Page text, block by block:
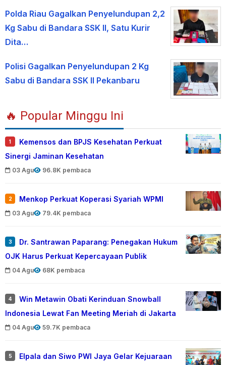
Polda Riau Gagalkan Penyelundupan 2,2
Kg Sabu di Bandara SSK II, Satu Kurir
Dita…
Polisi Gagalkan Penyelundupan 2 Kg
Sabu di Bandara SSK II Pekanbaru
🔥 Popular Minggu Ini
1
Kemensos dan BPJS Kesehatan Perkuat
Sinergi Jaminan Kesehatan
03 Agu 96.8K pembaca
2 Menkop Perkuat Koperasi Syariah WPMI
03 Agu 79.4K pembaca
3
Dr. Santrawan Paparang: Penegakan Hukum
OJK Harus Perkuat Kepercayaan Publik
04 Agu 68K pembaca
4
Win Metawin Obati Kerinduan Snowball
Indonesia Lewat Fan Meeting Meriah di Jakarta
04 Agu 59.7K pembaca
5
Elpala dan Siwo PWI Jaya Gelar Kejuaraan